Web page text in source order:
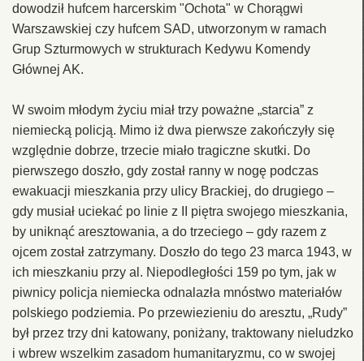
dowodził hufcem harcerskim "Ochota" w Chorągwi
Warszawskiej czy hufcem SAD, utworzonym w ramach
Grup Szturmowych w strukturach Kedywu Komendy
Głównej AK.
W swoim młodym życiu miał trzy poważne „starcia” z
niemiecką policją. Mimo iż dwa pierwsze zakończyły się
względnie dobrze, trzecie miało tragiczne skutki. Do
pierwszego doszło, gdy został ranny w nogę podczas
ewakuacji mieszkania przy ulicy Brackiej, do drugiego –
gdy musiał uciekać po linie z II piętra swojego mieszkania,
by uniknąć aresztowania, a do trzeciego – gdy razem z
ojcem został zatrzymany. Doszło do tego 23 marca 1943, w
ich mieszkaniu przy al. Niepodległości 159 po tym, jak w
piwnicy policja niemiecka odnalazła mnóstwo materiałów
polskiego podziemia. Po przewiezieniu do aresztu, „Rudy”
był przez trzy dni katowany, poniżany, traktowany nieludzko
i wbrew wszelkim zasadom humanitaryzmu, co w swojej